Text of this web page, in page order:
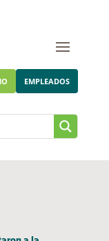
EMPLEADOS